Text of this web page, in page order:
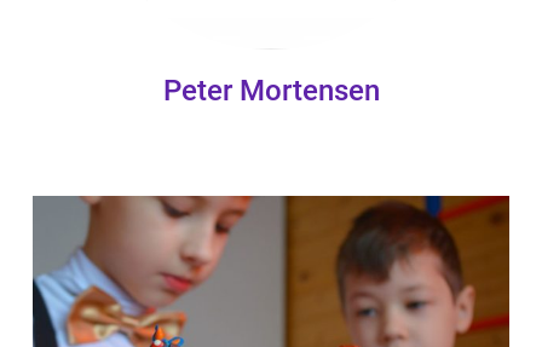
Peter Mortensen